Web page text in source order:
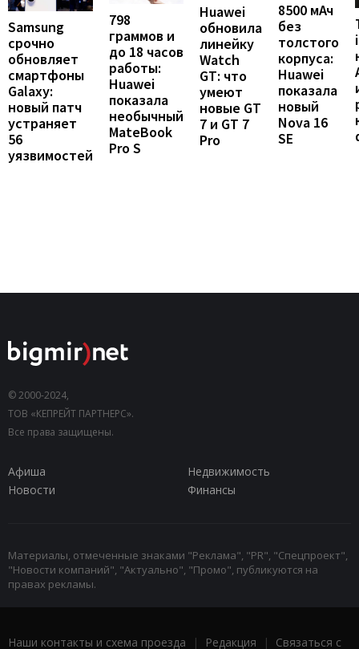
Samsung
срочно
обновляет
смартфоны
Galaxy:
новый патч
устраняет
56
уязвимостей
798
граммов и
до 18 часов
работы:
Huawei
показала
необычный
MateBook
Pro S
Huawei
обновила
линейку
Watch
GT: что
умеют
новые GT
7 и GT 7
Pro
8500 мАч
без
толстого
корпуса:
Huawei
показала
новый
Nova 16
SE
© 2000-2024,
ТОВ «КЕПРЕЙТ ПАРТНЕРС».
Все права защищены.
Афиша
Недвижимость
Новости
Финансы
Материалы, отмеченные знаками "Реклама", "PR", "Спецпроект",
"Новости компаний", "Актуально", "Промо", публикуются на
правах рекламы.
Наши контакты и схема проезда | Редакция | Связаться с